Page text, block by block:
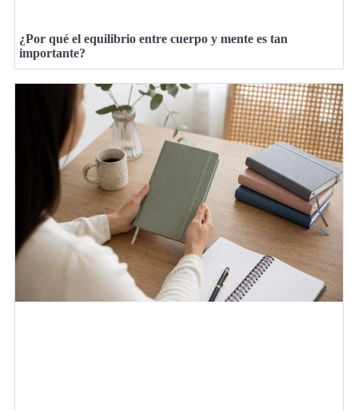
¿Por qué el equilibrio entre cuerpo y mente es tan
importante?